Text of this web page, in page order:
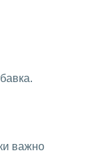
важно